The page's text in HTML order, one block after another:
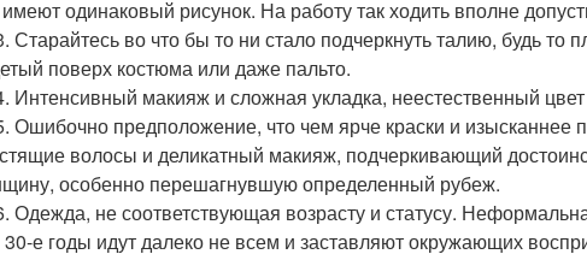
одинаковый рисунок. На работу так ходить вполне
Старайтесь во что бы то ни стало подчеркнуть талию, будь то
поверх костюма или даже пальто.
Интенсивный макияж и сложная укладка, неестественный
Ошибочно предположение, что чем ярче краски и
волосы и деликатный макияж, подчеркивающий
особенно перешагнувшую определенный рубеж.
Одежда, не соответствующая возрасту и статусу.
30-е годы идут далеко не всем и заставляют окружающих